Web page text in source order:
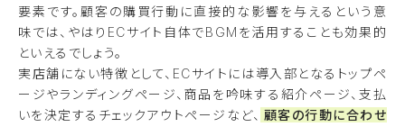
要素です。顧客の購買行動に直接的な影響を与えるという意
味では、やはりECサイト自体でBGMを活用することも効果的
といえるでしょう。
実店舗にない特徴として、ECサイトには導入部となるトップペ
ージやランディングページ、商品を吟味する紹介ページ、支払
いを決定するチェックアウトページなど、 顧客の行動に合わせ